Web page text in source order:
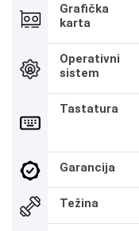
Grafička
karta
Operativni
sistem
Tastatura
Garancija
Težina